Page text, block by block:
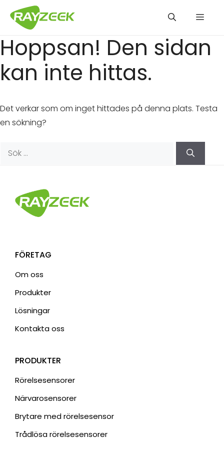
Hoppa
Meny
Hoppsan! Den sidan
kan inte hittas.
Det verkar som om inget hittades på denna plats. Testa
en sökning?
Sök
FÖRETAG
Om oss
Produkter
Lösningar
Kontakta oss
PRODUKTER
Rörelsesensorer
Närvarosensorer
Brytare med rörelsesensor
Trådlösa rörelsesensorer